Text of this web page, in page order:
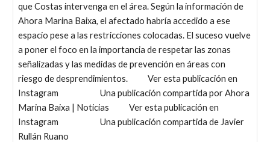
que Costas intervenga en el área. Según la información de
Ahora Marina Baixa, el afectado habría accedido a ese
espacio pese a las restricciones colocadas. El suceso vuelve
a poner el foco en la importancia de respetar las zonas
señalizadas y las medidas de prevención en áreas con
riesgo de desprendimientos. Ver esta publicación en
Instagram Una publicación compartida por Ahora
Marina Baixa | Noticias Ver esta publicación en
Instagram Una publicación compartida de Javier
Rullán Ruano